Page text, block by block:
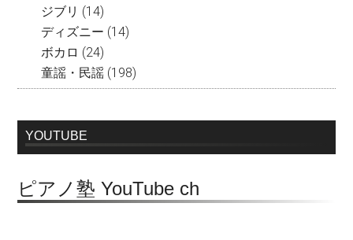
ジブリ (14)
ディズニー (14)
ボカロ (24)
童謡・民謡 (198)
YOUTUBE
ピアノ塾 YouTube ch